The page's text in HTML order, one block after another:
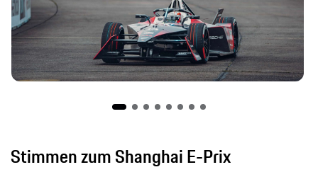
Stimmen zum Shanghai E-Prix